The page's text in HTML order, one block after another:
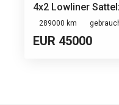
4x2 Lowliner
289000 km
EUR 45000